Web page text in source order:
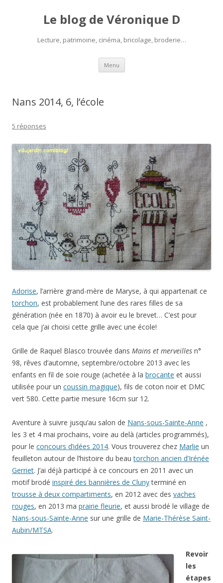
Le blog de Véronique D
Lecture, patrimoine, cinéma, bricolage, broderie…
Menu Aller
contenu
Nans 2014, 6, l’école
5 réponses
Adorise, l’arrière grand-mère de Maryse, à qui appartenait ce
torchon, est probablement l’une des rares filles de sa
génération (née en 1870) à avoir eu le brevet… C’est pour
cela que j’ai choisi cette grille avec une école!
Grille de Raquel Blasco trouvée dans Mains et merveilles n°
98, rêves d’automne, septembre/octobre 2013 avec les
enfants en fil de soie rouge (achetée à la brocante et aussi
utilisée pour un coussin magique), fils de coton noir et DMC
vert 580. Cette partie mesure 16cm sur 12.
Aventure à suivre jusqu’au salon de Nans-sous-Sainte-Anne ,
les 3 et 4 mai prochains, voire au delà (articles programmés),
pour le concours d’idées 2014. Vous trouverez chez Marlie un
feuilleton autour de l’histoire du beautorchon ancien d’Irénée
Gerriet. J’ai déjà participé à ce concours en 2011 avec un
motif brodé inspiré des bannières de Clunyterminé en
trousse à deux compartiments, en 2012 avec des vaches
rouges, en 2013 ma prairie fleurie, et aussi brodé le village de
Nans-sous-Sainte-Anne sur une grille de Marie-Thérèse Saint-
Aubin/MTSA.
Revoir
les
étapes